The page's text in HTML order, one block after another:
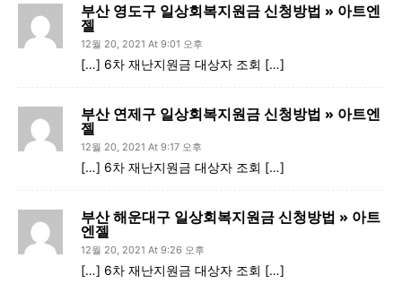
부산 영도구 일상회복지원금 신청방법 » 아트엔
젤
12월 20, 2021 At 9:01 오후
[…] 6차 재난지원금 대상자 조회 […]
부산 연제구 일상회복지원금 신청방법 » 아트엔
젤
12월 20, 2021 At 9:17 오후
[…] 6차 재난지원금 대상자 조회 […]
부산 해운대구 일상회복지원금 신청방법 » 아트
엔젤
12월 20, 2021 At 9:26 오후
[…] 6차 재난지원금 대상자 조회 […]